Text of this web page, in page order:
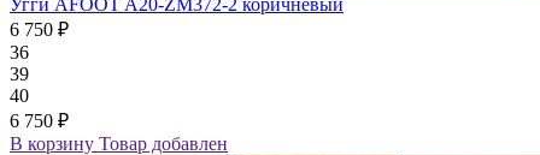
6 750 ₽
36
39
40
6 750 ₽
В корзину Товар добавлен